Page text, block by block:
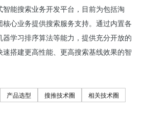
能搜索业务开发平台，目前为包括淘
心业务提供搜索服务支持。通过内置各
学习排序算法等能力，提供充分开放的
搭建更高性能、更高搜索基线效果的智
产品选型 搜推技术圈 相关技术圈